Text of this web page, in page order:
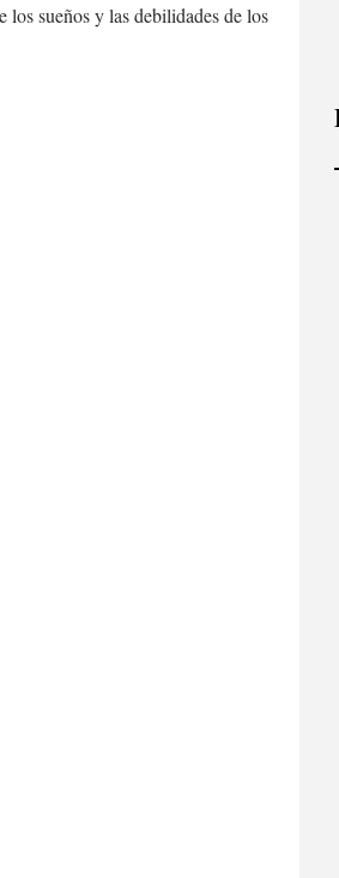
los sueños y las debilidades de los